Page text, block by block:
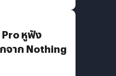
Pro หูฟัง
จาก Nothing